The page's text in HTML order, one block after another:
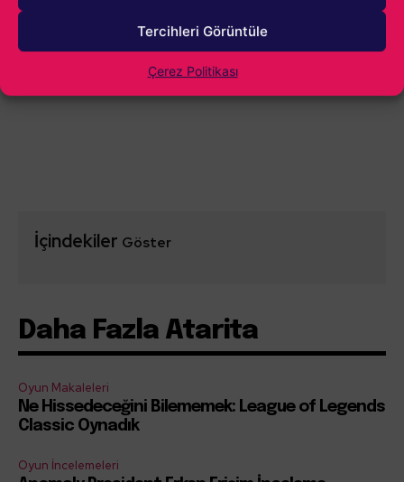
Tercihleri Görüntüle
Çerez Politikası
İçindekiler Göster
Daha Fazla Atarita
Oyun Makaleleri
Ne Hissedeceğini Bilememek: League of Legends
Classic Oynadık
Oyun İncelemeleri